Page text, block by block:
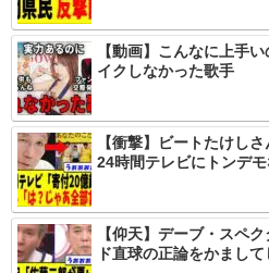
【動画】こんなに上手
イクしなかった歌手
【衝撃】ビートたけし
24時間テレビにトンデ
【仰天】デーブ・スペ
ド直球の正論をかまし